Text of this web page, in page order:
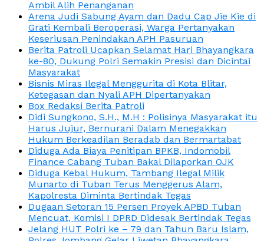
Ambil Alih Penanganan
Arena Judi Sabung Ayam dan Dadu Cap Jie Kie di
Grati Kembali Beroperasi, Warga Pertanyakan
Keseriusan Penindakan APH Pasuruan
Berita Patroli Ucapkan Selamat Hari Bhayangkara
ke-80, Dukung Polri Semakin Presisi dan Dicintai
Masyarakat
Bisnis Miras Ilegal Menggurita di Kota Blitar,
Ketegasan dan Nyali APH Dipertanyakan
Box Redaksi Berita Patroli
Didi Sungkono, S.H., M.H : Polisinya Masyarakat itu
Harus Jujur, Bernurani Dalam Menegakkan
Hukum Berkeadilan Beradab dan Bermartabat
Diduga Ada Biaya Penitipan BPKB, Indomobil
Finance Cabang Tuban Bakal Dilaporkan OJK
Diduga Kebal Hukum, Tambang Ilegal Milik
Munarto di Tuban Terus Menggerus Alam,
Kapolresta Diminta Bertindak Tegas
Dugaan Setoran 15 Persen Proyek APBD Tuban
Mencuat, Komisi I DPRD Didesak Bertindak Tegas
Jelang HUT Polri ke – 79 dan Tahun Baru Islam,